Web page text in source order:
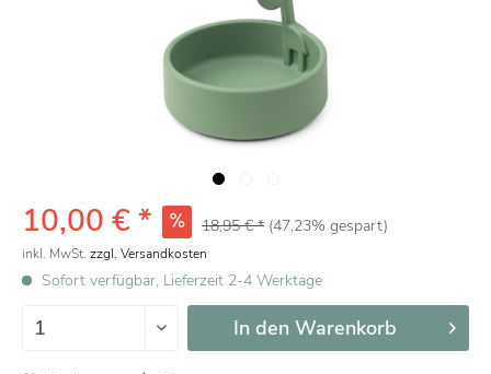
10,00 € * 18,95 € * (47,23% gespart)
inkl. MwSt. zzgl. Versandkosten
Sofort verfügbar, Lieferzeit 2-4 Werktage
In den Warenkorb